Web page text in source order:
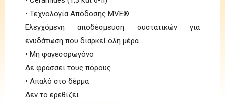
• Τεχνολογία Απόδοσης MVE®
Ελεγχόμενη αποδέσμευση συστατικών για
ενυδάτωση που διαρκεί όλη μέρα
• Μη φαγεσορωγόνο
Δε φράσσει τους πόρους
• Απαλό στο δέρμα
Δεν το ερεθίζει